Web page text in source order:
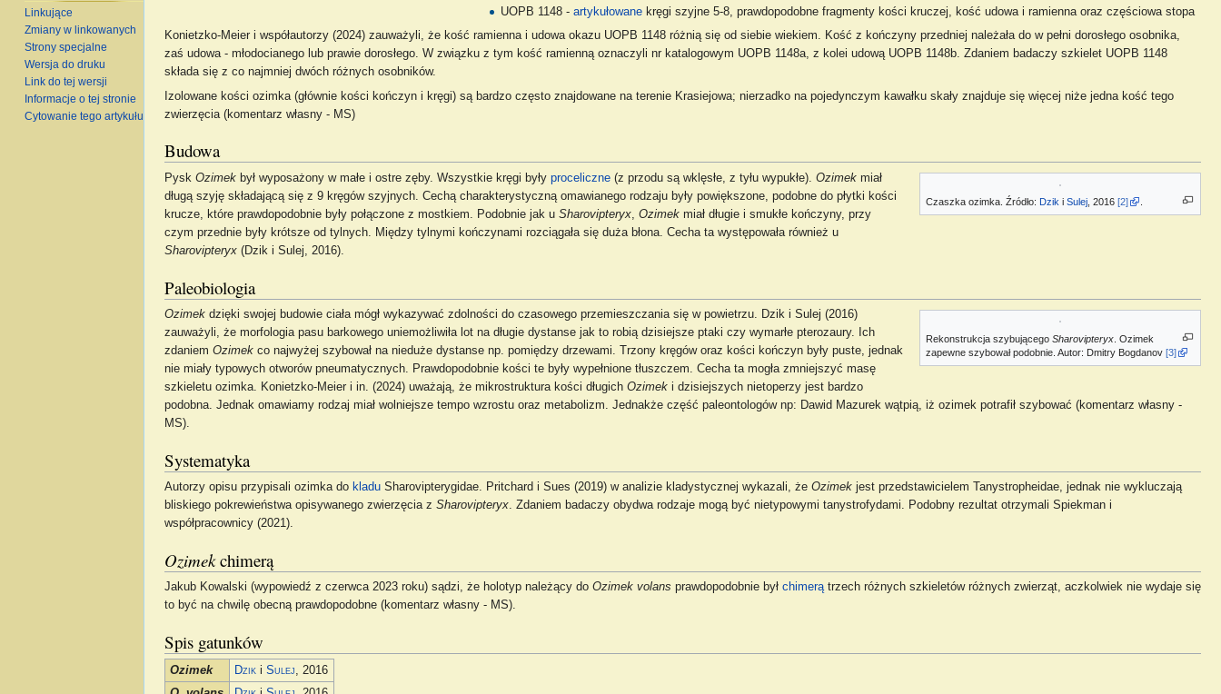
UOPB 1148 - artykułowanekręgi szyjne 5-8, prawdopodobne fragmenty kości kruczej, kość udowa i ramienna oraz częściowa stopa
Konietzko‐Meier i współautorzy (2024) zauważyli, że kość ramienna i udowa okazu UOPB 1148 różnią się od siebie wiekiem. Kość z kończyny przedniej należała do w pełni dorosłego osobnika,
zaś udowa - młodocianego lub prawie dorosłego. W związku z tym kość ramienną oznaczyli nr katalogowym UOPB 1148a, z kolei udową UOPB 1148b. Zdaniem badaczy szkielet UOPB 1148
składa się z co najmniej dwóch różnych osobników.
Izolowane kości ozimka (głównie kości kończyn i kręgi) są bardzo często znajdowane na terenie Krasiejowa; nierzadko na pojedynczym kawałku skały znajduje się więcej niże jedna kość tego
zwierzęcia (komentarz własny - MS)
Budowa
Czaszka ozimka. Źródło: Dzik iSulej, 2016 [2] .
Pysk Ozimekbył wyposażony w małe i ostre zęby. Wszystkie kręgi były proceliczne(z przodu są wklęsłe, z tyłu wypukłe). Ozimekmiał
długą szyję składającą się z 9 kręgów szyjnych. Cechą charakterystyczną omawianego rodzaju były powiększone, podobne do płytki kości
krucze, które prawdopodobnie były połączone z mostkiem. Podobnie jak u Sharovipteryx, Ozimekmiał długie i smukłe kończyny, przy
czym przednie były krótsze od tylnych. Między tylnymi kończynami rozciągała się duża błona. Cecha ta występowała również u
Sharovipteryx(Dzik i Sulej, 2016).
Paleobiologia
Rekonstrukcja szybującegoSharovipteryx . Ozimek
zapewne szybował podobnie. Autor: Dmitry Bogdanov[3]
Ozimekdzięki swojej budowie ciała mógł wykazywać zdolności do czasowego przemieszczania się w powietrzu. Dzik i Sulej (2016)
zauważyli, że morfologia pasu barkowego uniemożliwiła lot na długie dystanse jak to robią dzisiejsze ptaki czy wymarłe pterozaury. Ich
zdaniem Ozimekco najwyżej szybował na nieduże dystanse np. pomiędzy drzewami. Trzony kręgów oraz kości kończyn były puste, jednak
nie miały typowych otworów pneumatycznych. Prawdopodobnie kości te były wypełnione tłuszczem. Cecha ta mogła zmniejszyć masę
szkieletu ozimka. Konietzko‐Meier i in. (2024) uważają, że mikrostruktura kości długich Ozimeki dzisiejszych nietoperzy jest bardzo
podobna. Jednak omawiamy rodzaj miał wolniejsze tempo wzrostu oraz metabolizm. Jednakże część paleontologów np: Dawid Mazurek wątpią, iż ozimek potrafił szybować (komentarz własny -
MS).
Systematyka
Autorzy opisu przypisali ozimka do kladuSharovipterygidae. Pritchard i Sues (2019) w analizie kladystycznej wykazali, że Ozimekjest przedstawicielem Tanystropheidae, jednak nie wykluczają
bliskiego pokrewieństwa opisywanego zwierzęcia z Sharovipteryx. Zdaniem badaczy obydwa rodzaje mogą być nietypowymi tanystrofydami. Podobny rezultat otrzymali Spiekman i
współpracownicy (2021).
Ozimekchimerą
Jakub Kowalski (wypowiedź z czerwca 2023 roku) sądzi, że holotyp należący do Ozimek volans prawdopodobnie był chimerątrzech różnych szkieletów różnych zwierząt, aczkolwiek nie wydaje się
to być na chwilę obecną prawdopodobne (komentarz własny - MS).
Spis gatunków
Ozimek Dzik iSulej, 2016
Linkujące
Zmiany w linkowanych
Strony specjalne
Wersja do druku
Link do tej wersji
Informacje o tej stronie
Cytowanie tego artykułu